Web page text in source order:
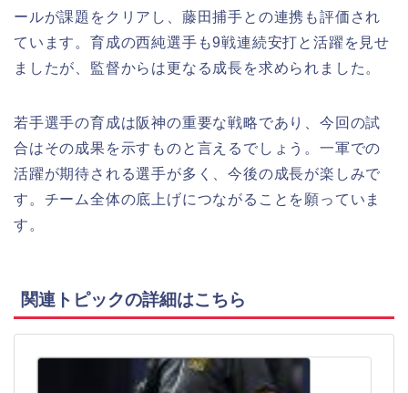
ールが課題をクリアし、藤田捕手との連携も評価され
ています。育成の西純選手も9戦連続安打と活躍を見せ
ましたが、監督からは更なる成長を求められました。
若手選手の育成は阪神の重要な戦略であり、今回の試
合はその成果を示すものと言えるでしょう。一軍での
活躍が期待される選手が多く、今後の成長が楽しみで
す。チーム全体の底上げにつながることを願っていま
す。
関連トピックの詳細はこちら